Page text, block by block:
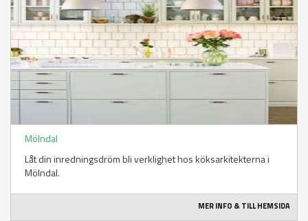
Mölndal
Låt din inredningsdröm bli verklighet hos köksarkitekterna i
Mölndal.
MER INFO & TILL HEMSIDA